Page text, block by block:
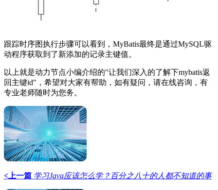
跟踪时序图执行步骤可以看到，MyBatis最终是通过MySQL驱
动程序获取到了新添加的记录主键值。
以上就是动力节点小编介绍的"让我们深入的了解下mybatis返
回主键id"，希望对大家有帮助，如有疑问，请在线咨询，有
专业老师随时为您务。
<上一篇 学习Java应该怎么学？百分之八十的人都不知道的事